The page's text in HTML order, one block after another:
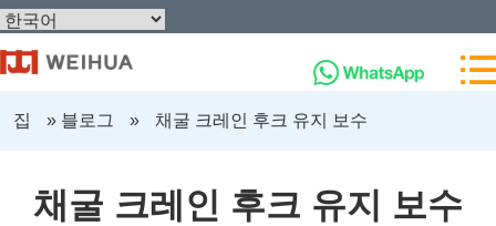
집 » 블로그 » 채굴 크레인 후크 유지 보수
채굴 크레인 후크 유지 보수